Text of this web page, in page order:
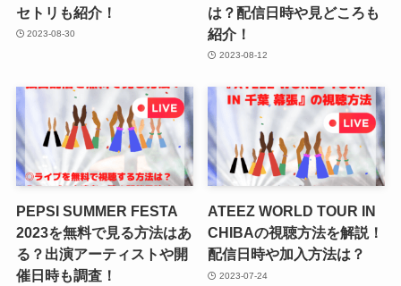
セトリも紹介！
2023-08-30
は？配信日時や見どころも
紹介！
2023-08-12
PEPSI SUMMER FESTA
2023を無料で見る方法はあ
る？出演アーティストや開
催日時も調査！
ATEEZ WORLD TOUR IN
CHIBAの視聴方法を解説！
配信日時や加入方法は？
2023-07-24